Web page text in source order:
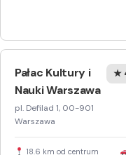
Pałac Kultury i
Nauki Warszawa
pl. Defilad 1, 00-901
Warszawa
★
18.6 km od centrum